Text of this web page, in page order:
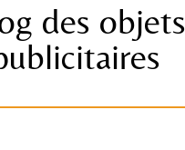
des objets